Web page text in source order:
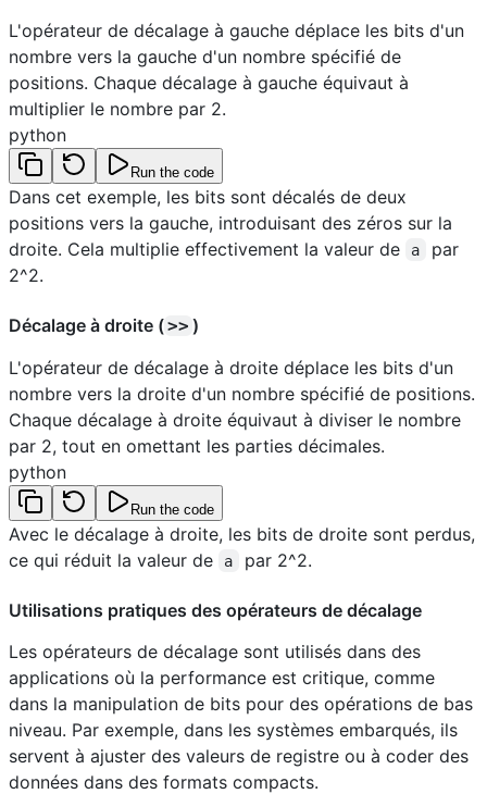
L'opérateur de décalage à gauche déplace les bits d'un
nombre vers la gauche d'un nombre spécifié de
positions. Chaque décalage à gauche équivaut à
multiplier le nombre par 2.
python
Run the code
Dans cet exemple, les bits sont décalés de deux
positions vers la gauche, introduisant des zéros sur la
droite. Cela multiplie effectivement la valeur de
a
par
2^2.
Décalage à droite (>> )
L'opérateur de décalage à droite déplace les bits d'un
nombre vers la droite d'un nombre spécifié de positions.
Chaque décalage à droite équivaut à diviser le nombre
par 2, tout en omettant les parties décimales.
python
Run the code
Avec le décalage à droite, les bits de droite sont perdus,
ce qui réduit la valeur de
a par 2^2.
Utilisations pratiques des opérateurs de décalage
Les opérateurs de décalage sont utilisés dans des
applications où la performance est critique, comme
dans la manipulation de bits pour des opérations de bas
niveau. Par exemple, dans les systèmes embarqués, ils
servent à ajuster des valeurs de registre ou à coder des
données dans des formats compacts.